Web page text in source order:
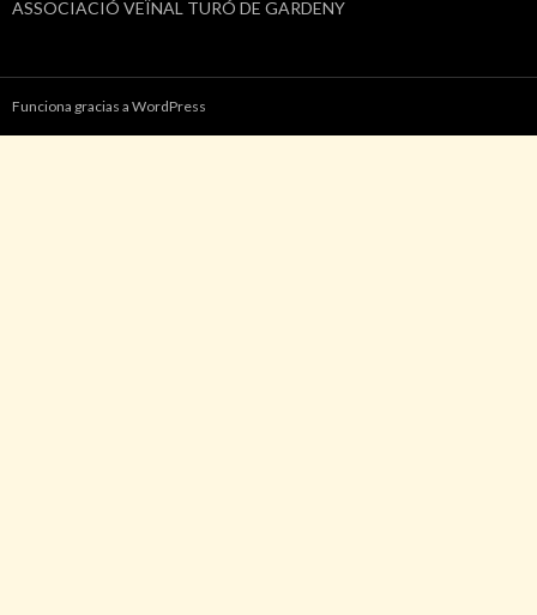
ASSOCIACIÓ VEÏNAL TURÓ DE GARDENY
Funciona gracias a WordPress